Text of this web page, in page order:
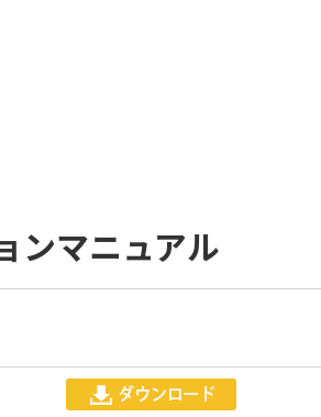
ンマニュアル